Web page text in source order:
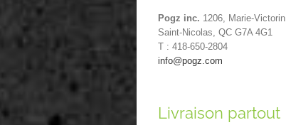
Pogz inc. 1206, Marie-Victorin
Saint-Nicolas, QC G7A 4G1
T : 418-650-2804
info@pogz.com
Livraison partout